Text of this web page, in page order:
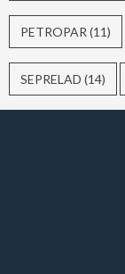
PETROPAR (11)
SEPRELAD (14)